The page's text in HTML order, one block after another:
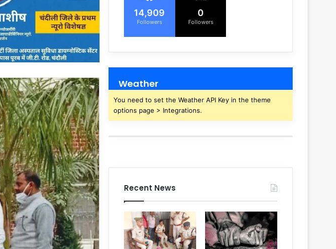
14,909
Followers
0
Followers
Weather
You need to set the Weather API Key in the theme
options page > Integrations.
Recent News